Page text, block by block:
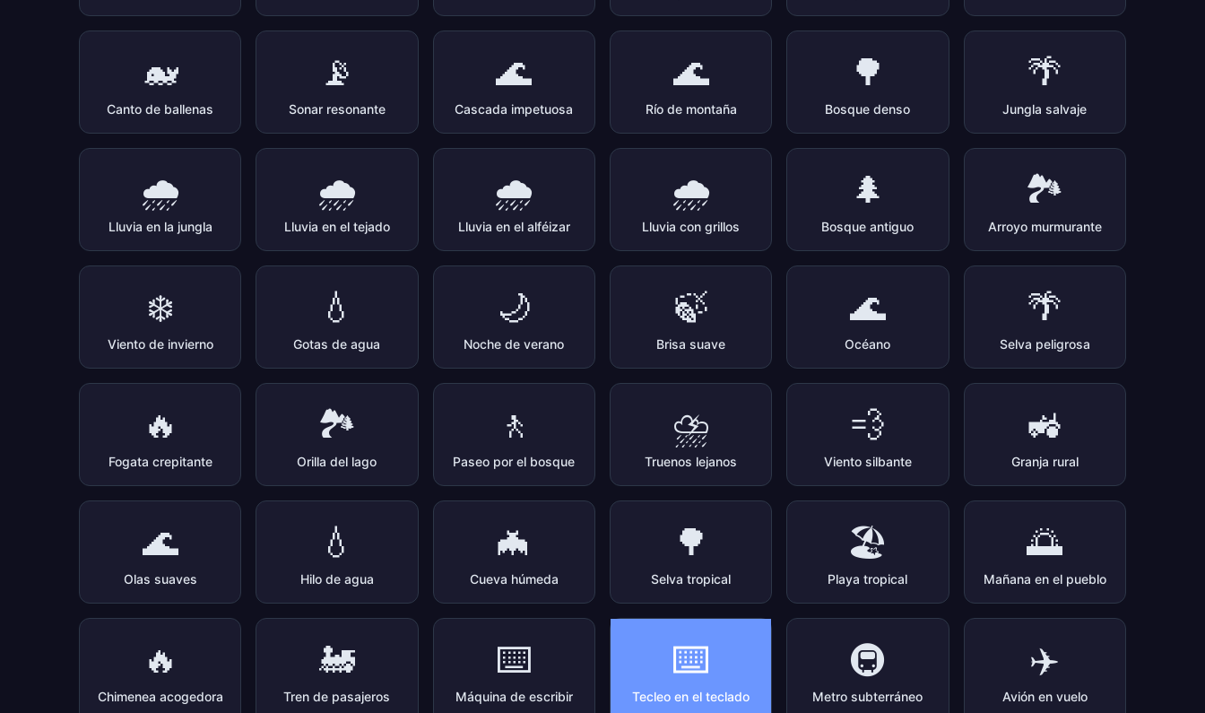
🐋
Canto de ballenas
📡
Sonar resonante
🌊
Cascada impetuosa
🌊
Río de montaña
🌳
Bosque denso
🌴
Jungla salvaje
🌧️
Lluvia en la jungla
🌧️
Lluvia en el tejado
🌧️
Lluvia en el alféizar
🌧️
Lluvia con grillos
🌲
Bosque antiguo
🏞️
Arroyo murmurante
❄️
Viento de invierno
💧
Gotas de agua
🌙
Noche de verano
🍃
Brisa suave
🌊
Océano
🌴
Selva peligrosa
🔥
Fogata crepitante
🏞️
Orilla del lago
🚶
Paseo por el bosque
⛈️
Truenos lejanos
💨
Viento silbante
🚜
Granja rural
🌊
Olas suaves
💧
Hilo de agua
🦇
Cueva húmeda
🌳
Selva tropical
🏖️
Playa tropical
🌅
Mañana en el pueblo
🔥
Chimenea acogedora
🚂
Tren de pasajeros
⌨️
Máquina de escribir
⌨️
Tecleo en el teclado
🚇
Metro subterráneo
✈️
Avión en vuelo